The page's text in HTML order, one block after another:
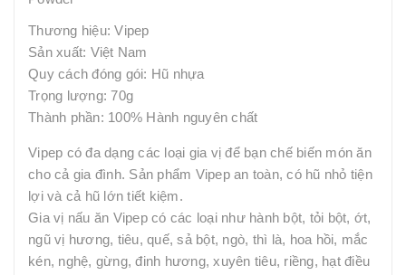
Thương hiệu: Vipep
Sản xuất: Việt Nam
Quy cách đóng gói: Hũ nhựa
Trọng lượng: 70g
Thành phần: 100% Hành nguyên chất
Vipep có đa dạng các loại gia vị để bạn chế biến món ăn
cho cả gia đình. Sản phẩm Vipep an toàn, có hũ nhỏ tiện
lợi và cả hũ lớn tiết kiệm.
Gia vị nấu ăn Vipep có các loại như hành bột, tỏi bột, ớt,
ngũ vị hương, tiêu, quế, sả bột, ngò, thì là, hoa hồi, mắc
kén, nghệ, gừng, đinh hương, xuyên tiêu, riềng, hạt điều